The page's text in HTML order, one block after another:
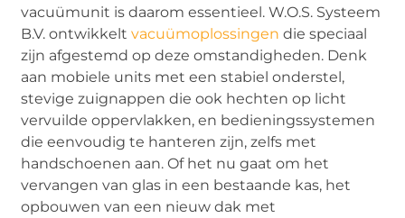
vacuümunit is daarom essentieel. W.O.S. Systeem
B.V. ontwikkeltvacuümoplossingen die speciaal
zijn afgestemd op deze omstandigheden. Denk
aan mobiele units met een stabiel onderstel,
stevige zuignappen die ook hechten op licht
vervuilde oppervlakken, en bedieningssystemen
die eenvoudig te hanteren zijn, zelfs met
handschoenen aan. Of het nu gaat om het
vervangen van glas in een bestaande kas, het
opbouwen van een nieuw dak met